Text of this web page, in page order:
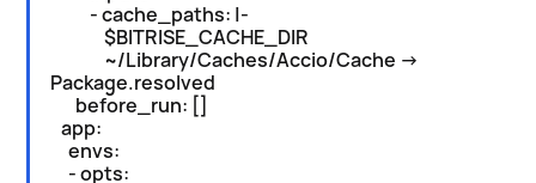
- cache_paths: |-
$BITRISE_CACHE_DIR
~/Library/Caches/Accio/Cache ->
Package.resolved
before_run: []
app:
envs:
- opts: